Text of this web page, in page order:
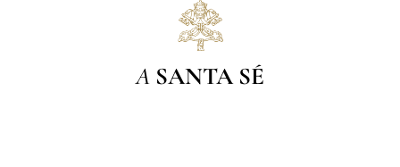
A SANTA SÉ